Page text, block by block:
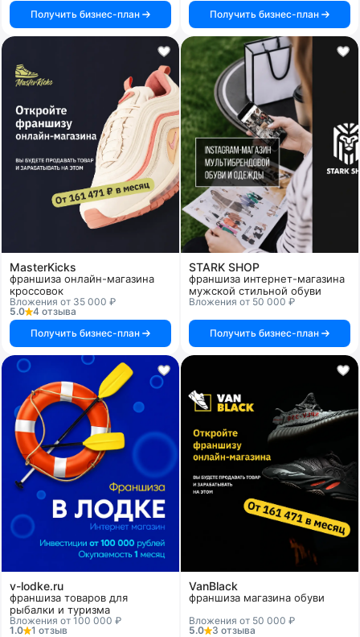
Получить бизнес-план
Получить бизнес-план
MasterKiсks
франшиза онлайн-магазина
кроссовок
Вложения от 35 000 ₽
5.0
4 отзыва
Получить бизнес-план
STARK SHOP
франшиза интернет-магазина
мужской стильной обуви
Вложения от 50 000 ₽
Получить бизнес-план
v-lodke.ru
франшиза товаров для
рыбалки и туризма
Вложения от 100 000 ₽
1.0
1 отзыв
VanBlack
франшиза магазина обуви
Вложения от 50 000 ₽
5.0
3 отзыва